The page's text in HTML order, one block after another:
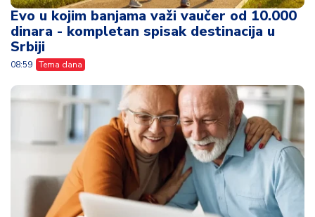
Evo u kojim banjama važi vaučer od 10.000
dinara - kompletan spisak destinacija u
Srbiji
08:59 Tema dana